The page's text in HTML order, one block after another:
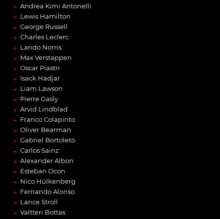
→ Andrea Kimi Antonelli
→ Lewis Hamilton
→ George Russell
→ Charles Leclerc
→ Lando Norris
→ Max Verstappen
→ Oscar Piastri
→ Isack Hadjar
→ Liam Lawson
→ Pierre Gasly
→ Arvid Lindblad
→ Franco Colapinto
→ Oliver Bearman
→ Gabriel Bortoleto
→ Carlos Sainz
→ Alexander Albon
→ Esteban Ocon
→ Nico Hülkenberg
→ Fernando Alonso
→ Lance Stroll
→ Valtteri Bottas